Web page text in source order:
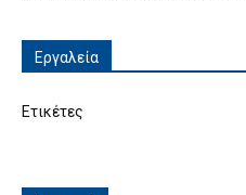
Εργαλεία
Ετικέτες